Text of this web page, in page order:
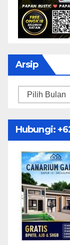
Arsip
Arsip
Hubungi: